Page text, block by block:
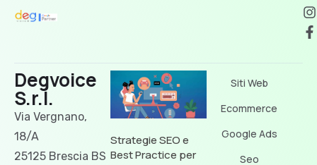
Degvoice
S.r.l.
Via Vergnano,
18/A
25125 Brescia BS
Strategie SEO e
Best Practice per
Siti Web
Ecommerce
Google Ads
Seo